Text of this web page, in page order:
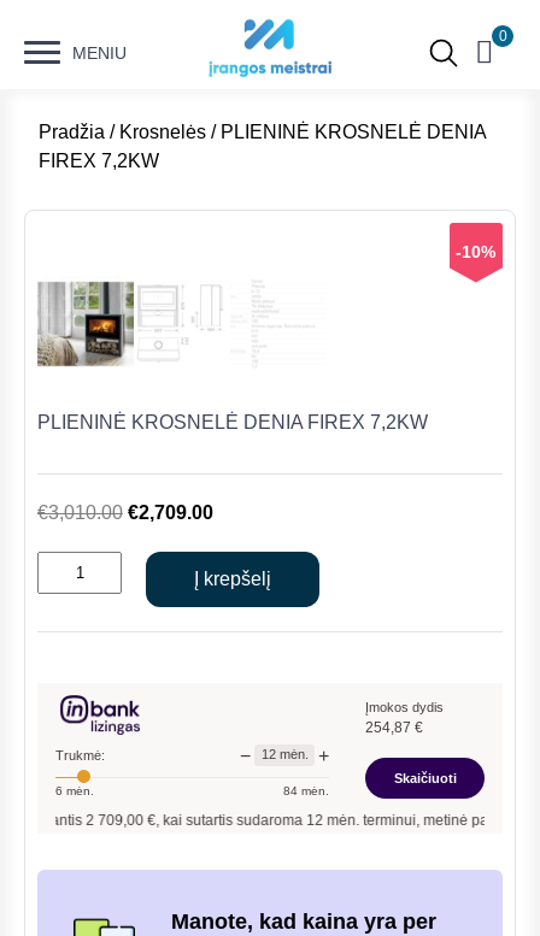
MENIU
0
Pradžia / Krosnelės / PLIENINĖ KROSNELĖ DENIA
FIREX 7,2KW
-10%
PLIENINĖ KROSNELĖ DENIA FIREX 7,2KW
€3,010.00 Original
was:
€3,010.00.
€2,709.00Current
produkto
kiekis:
FIREX
7,2KW
Į krepšelį
Trukmė: − 12mėn. +
6 mėn. 84 mėn.
Įmokos dydis
254,87 €
Skaičiuoti
2 709,00€, kai sutartis sudaroma12mėn. terminui, metinė palūkanų norma –
Manote, kad kaina yra per